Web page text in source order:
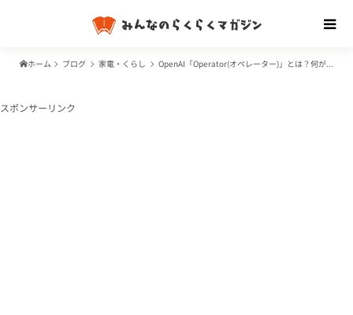
ホーム ブログ 家電・くらし OpenAI「Operator(オペレーター)」とは？何ができる？ブラウザを自動操作？
スポンサーリンク